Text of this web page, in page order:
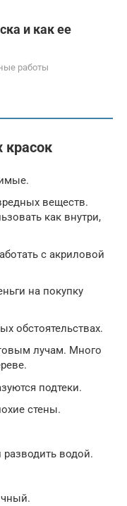
и как ее
работы
веществ.
как внутри,
с акриловой
на покупку
обстоятельствах.
лучам. Много
подтеки.
стены.
водой.